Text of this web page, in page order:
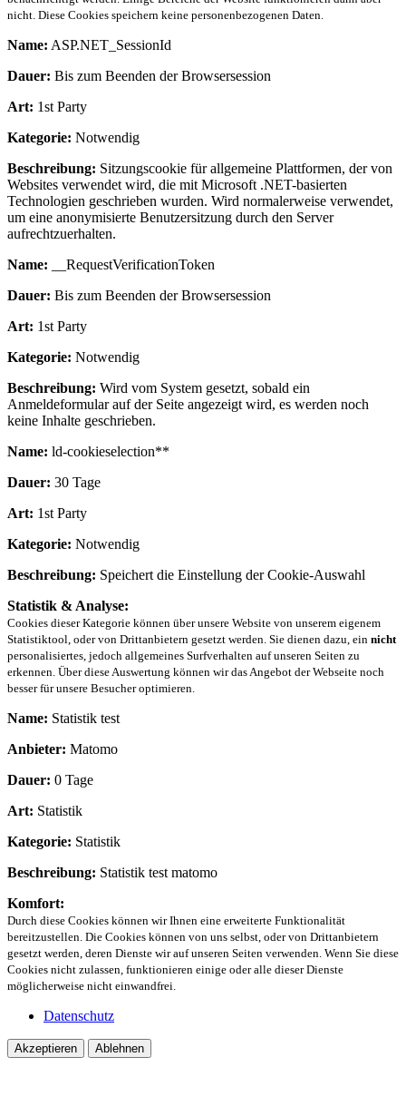
nicht. Diese Cookies speichern keine personenbezogenen Daten.
Name: ASP.NET_SessionId
Dauer: Bis zum Beenden der Browsersession
Art: 1st Party
Kategorie: Notwendig
Beschreibung: Sitzungscookie für allgemeine Plattformen, der von
Websites verwendet wird, die mit Microsoft .NET-basierten
Technologien geschrieben wurden. Wird normalerweise verwendet,
um eine anonymisierte Benutzersitzung durch den Server
aufrechtzuerhalten.
Name: __RequestVerificationToken
Dauer: Bis zum Beenden der Browsersession
Art: 1st Party
Kategorie: Notwendig
Beschreibung: Wird vom System gesetzt, sobald ein
Anmeldeformular auf der Seite angezeigt wird, es werden noch
keine Inhalte geschrieben.
Name: ld-cookieselection**
Dauer: 30 Tage
Art: 1st Party
Kategorie: Notwendig
Beschreibung: Speichert die Einstellung der Cookie-Auswahl
Statistik & Analyse:
Cookies dieser Kategorie können über unsere Website von unserem eigenem
Statistiktool, oder von Drittanbietern gesetzt werden. Sie dienen dazu, ein nicht
personalisiertes, jedoch allgemeines Surfverhalten auf unseren Seiten zu
erkennen. Über diese Auswertung können wir das Angebot der Webseite noch
besser für unsere Besucher optimieren.
Name: Statistik test
Anbieter: Matomo
Dauer: 0 Tage
Art: Statistik
Kategorie: Statistik
Beschreibung: Statistik test matomo
Komfort:
Durch diese Cookies können wir Ihnen eine erweiterte Funktionalität
bereitzustellen. Die Cookies können von uns selbst, oder von Drittanbietern
gesetzt werden, deren Dienste wir auf unseren Seiten verwenden. Wenn Sie diese
Cookies nicht zulassen, funktionieren einige oder alle dieser Dienste
möglicherweise nicht einwandfrei.
Datenschutz
Akzeptieren Ablehnen